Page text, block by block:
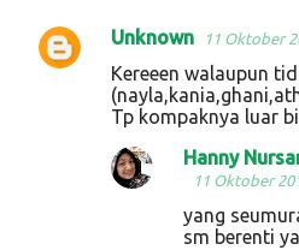
K
Unknown 11 Oktober
Kereeen walaupun
Tp kompaknya luar
Hanny
11 Oktober
yang
sm berenti